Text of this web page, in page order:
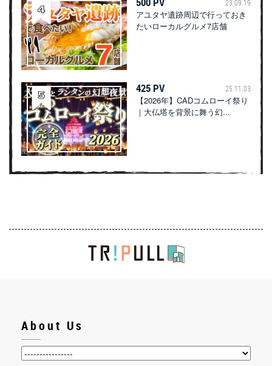
23.09.19
アユタヤ遺跡周辺で行っておき
たいローカルグルメ7店舗
425 PV 25.11.03
【2026年】CADコムローイ祭り
｜大仏塔を背景に舞う幻...
About Us